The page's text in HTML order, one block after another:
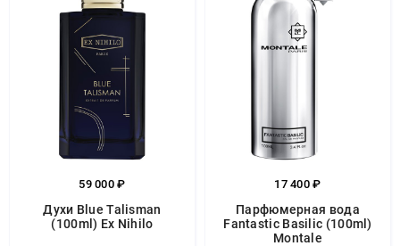
59 000 ₽
Духи Blue Talisman
(100ml) Ex Nihilo
17 400 ₽
Парфюмерная вода
Fantastic Basilic (100ml)
Montale